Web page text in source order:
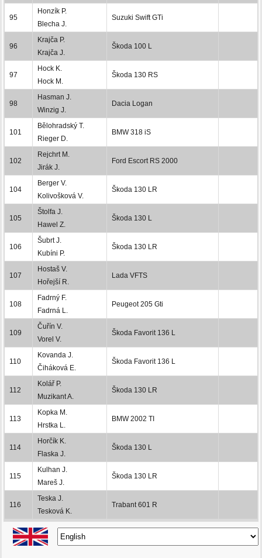
95
Honzík P.
Blecha J.
Suzuki Swift GTi
96
Krajča P.
Krajča J.
Škoda 100 L
97
Hock K.
Hock M.
Škoda 130 RS
98
Hasman J.
Winzig J.
Dacia Logan
101
Bělohradský T.
Rieger D.
BMW 318 iS
102
Rejchrt M.
Jirák J.
Ford Escort RS 2000
104
Berger V.
Kolivošková V.
Škoda 130 LR
105
Štolfa J.
Hawel Z.
Škoda 130 L
106
Šubrt J.
Kubíni P.
Škoda 130 LR
107
Hostaš V.
Hořejší R.
Lada VFTS
108
Fadrný F.
Fadrná L.
Peugeot 205 Gti
109
Čuřín V.
Vorel V.
Škoda Favorit 136 L
110
Kovanda J.
Čiháková E.
Škoda Favorit 136 L
112
Kolář P.
Muzikant A.
Škoda 130 LR
113
Kopka M.
Hrstka L.
BMW 2002 TI
114
Horčík K.
Flaska J.
Škoda 130 L
115
Kulhan J.
Mareš J.
Škoda 130 LR
116
Teska J.
Tesková K.
Trabant 601 R